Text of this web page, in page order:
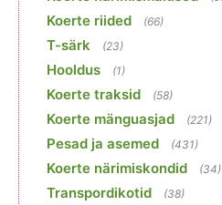
Koerte riided (66)
T-särk (23)
Hooldus (1)
Koerte traksid (58)
Koerte mänguasjad (221)
Pesad ja asemed (431)
Koerte närimiskondid (34)
Transpordikotid (38)